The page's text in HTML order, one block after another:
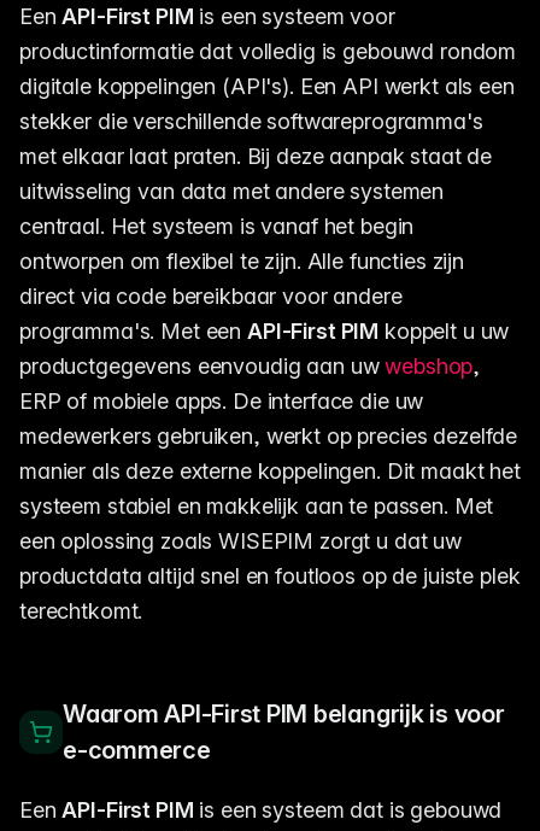
EenAPI-First PIM is een systeem voor
productinformatie dat volledig is gebouwd rondom
digitale koppelingen (API's). Een API werkt als een
stekker die verschillende softwareprogramma's
met elkaar laat praten. Bij deze aanpak staat de
uitwisseling van data met andere systemen
centraal. Het systeem is vanaf het begin
ontworpen om flexibel te zijn. Alle functies zijn
direct via code bereikbaar voor andere
programma's. Met een API-First PIM koppelt u uw
productgegevens eenvoudig aan uwwebshop,
ERP of mobiele apps. De interface die uw
medewerkers gebruiken, werkt op precies dezelfde
manier als deze externe koppelingen. Dit maakt het
systeem stabiel en makkelijk aan te passen. Met
een oplossing zoals WISEPIM zorgt u dat uw
productdata altijd snel en foutloos op de juiste plek
terechtkomt.
Waarom API-First PIM belangrijk is voor
e-commerce
EenAPI-First PIM is een systeem dat is gebouwd